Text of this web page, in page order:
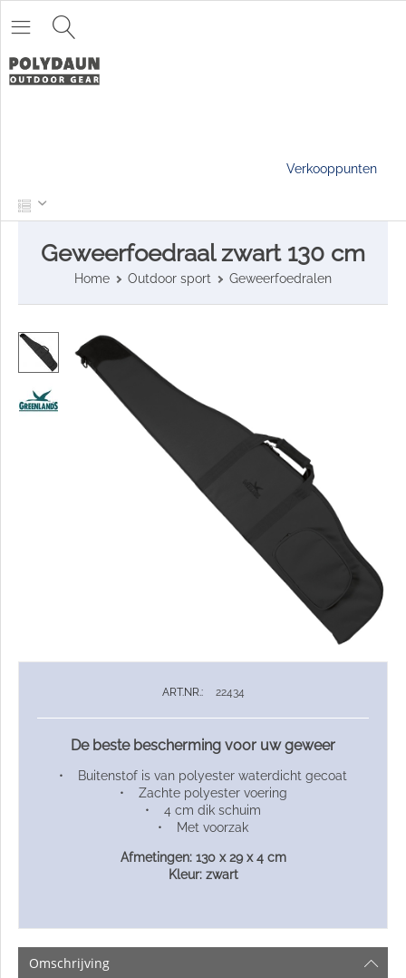
Verkooppunten
Geweerfoedraal zwart 130 cm
Home Outdoor sport Geweerfoedralen
ART.NR.: 22434
De beste bescherming voor uw geweer
• Buitenstof is van polyester waterdicht gecoat
• Zachte polyester voering
• 4 cm dik schuim
• Met voorzak
Afmetingen: 130 x 29 x 4 cm
Kleur: zwart
Omschrijving